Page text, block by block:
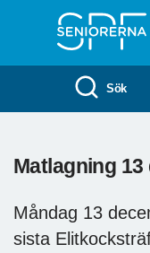
Sök
Matlagning
Måndag 13
sista